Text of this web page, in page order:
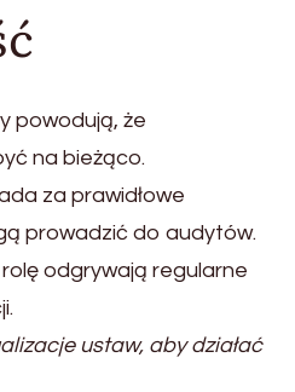
powodują, że
na bieżąco.
za prawidłowe
prowadzić do audytów.
odgrywają regularne
ustaw, aby działać